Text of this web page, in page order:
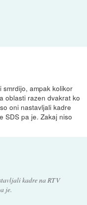
ampak kolikor
oblasti razen dvakrat ko
oni nastavljali kadre
SDS pa je. Zakaj niso
kadre na RTV
je.